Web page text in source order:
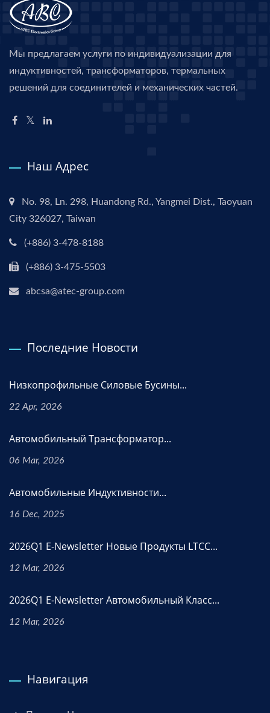
Мы предлагаем услуги по индивидуализации для
индуктивностей, трансформаторов, термальных
решений для соединителей и механических частей.
Наш Адрес
No. 98, Ln. 298, Huandong Rd., Yangmei Dist., Taoyuan
City 326027, Taiwan
(+886) 3-478-8188
(+886) 3-475-5503
abcsa@atec-group.com
Последние Новости
Низкопрофильные Силовые Бусины...
22 Apr, 2026
Автомобильный Трансформатор...
06 Mar, 2026
Автомобильные Индуктивности...
16 Dec, 2025
2026Q1 E-Newsletter Новые Продукты LTCC...
12 Mar, 2026
2026Q1 E-Newsletter Автомобильный Класс...
12 Mar, 2026
Навигация